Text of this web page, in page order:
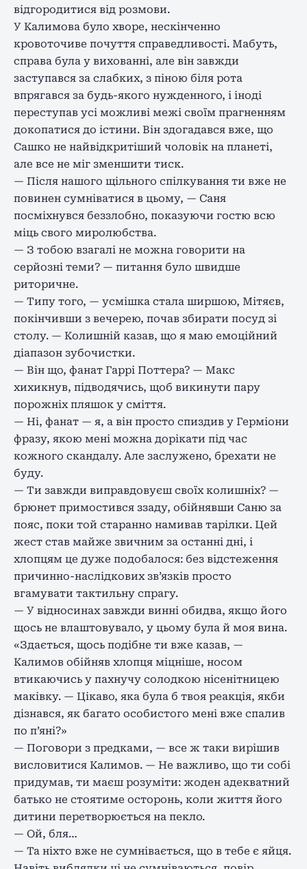
відгородитися від розмови.
У Калимова було хворе, нескінченно
кровоточиве почуття справедливості. Мабуть,
справа була у вихованні, але він завжди
заступався за слабких, з піною біля рота
впрягався за будь-якого нужденного, і іноді
переступав усі можливі межі своїм прагненням
докопатися до істини. Він здогадався вже, що
Сашко не найвідкритіший чоловік на планеті,
але все не міг зменшити тиск.
— Після нашого щільного спілкування ти вже не
повинен сумніватися в цьому, — Саня
посміхнувся беззлобно, показуючи гостю всю
міць свого миролюбства.
— З тобою взагалі не можна говорити на
серйозні теми? — питання було швидше
риторичне.
— Типу того, — усмішка стала ширшою, Мітяєв,
покінчивши з вечерею, почав збирати посуд зі
столу. — Колишній казав, що я маю емоційний
діапазон зубочистки.
— Він що, фанат Гаррі Поттера? — Макс
хихикнув, підводячись, щоб викинути пару
порожніх пляшок у сміття.
— Ні, фанат — я, а він просто спиздив у Герміони
фразу, якою мені можна дорікати під час
кожного скандалу. Але заслужено, брехати не
буду.
— Ти завжди виправдовуєш своїх колишніх? —
брюнет примостився ззаду, обійнявши Саню за
пояс, поки той старанно намивав тарілки. Цей
жест став майже звичним за останні дні, і
хлопцям це дуже подобалося: без відстеження
причинно-наслідкових зв’язків просто
вгамувати тактильну спрагу.
— У відносинах завжди винні обидва, якщо його
щось не влаштовувало, у цьому була й моя вина.
«Здається, щось подібне ти вже казав, —
Калимов обійняв хлопця міцніше, носом
втикаючись у пахнучу солодкою нісенітницею
маківку. — Цікаво, яка була б твоя реакція, якби
дізнався, як багато особистого мені вже спалив
по п’яні?»
— Поговори з предками, — все ж таки вирішив
висловитися Калимов. — Не важливо, що ти собі
придумав, ти маєш розуміти: жоден адекватний
батько не стоятиме осторонь, коли життя його
дитини перетворюється на пекло.
— Ой, бля…
— Та ніхто вже не сумнівається, що в тебе є яйця.